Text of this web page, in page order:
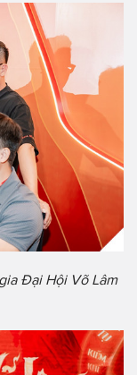
Đại Hội Võ Lâm